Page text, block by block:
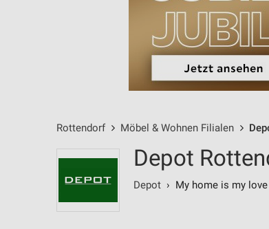
Rottendorf Möbel & Wohnen Filialen
Depot
Depot › My home is my love